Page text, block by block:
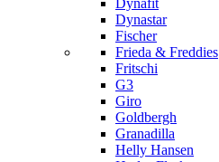
Dynastar
Fischer
Frieda & Freddies
Fritschi
G3
Giro
Goldbergh
Granadilla
Helly Hansen